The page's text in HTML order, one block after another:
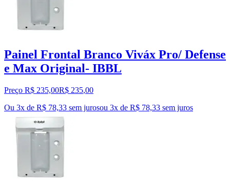
Painel Frontal Branco Viváx Pro/ Defense
e Max Original- IBBL
Preço R$ 235,00R$ 235,00
Ou 3x de R$ 78,33 sem jurosou 3x de R$ 78,33 sem juros